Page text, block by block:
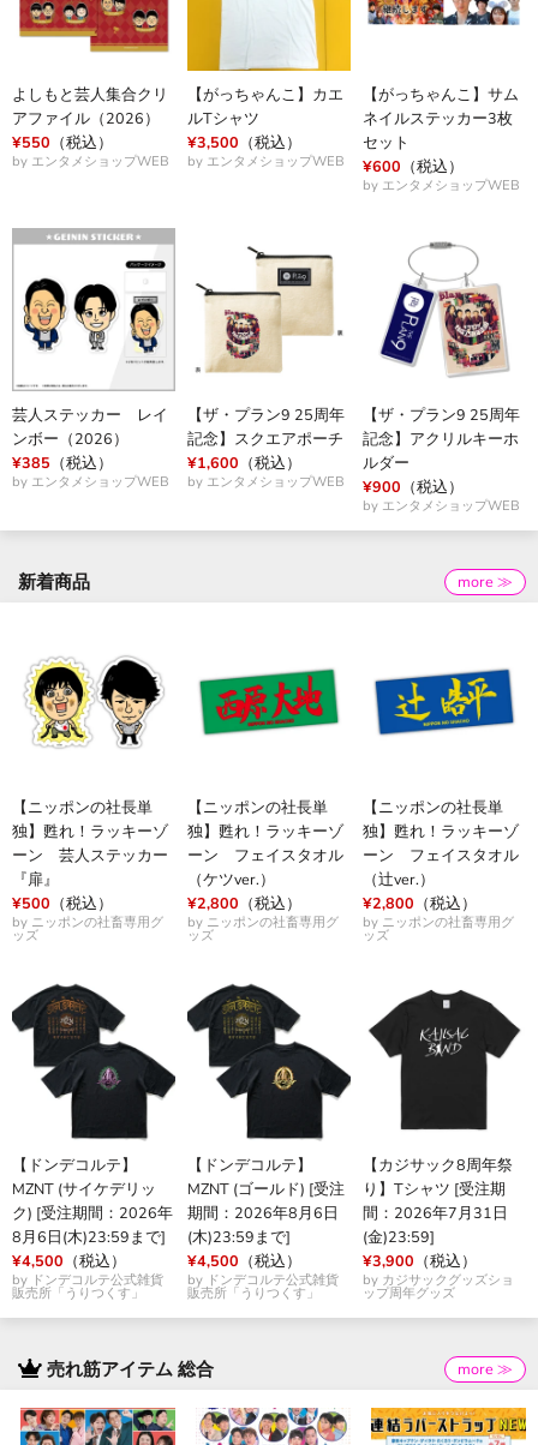
よしもと芸人集合クリ
アファイル（2026）
¥550 （税込）
by エンタメショップWEB
【がっちゃんこ】カエ
ルTシャツ
¥3,500 （税込）
by エンタメショップWEB
【がっちゃんこ】サム
ネイルステッカー3枚
セット
¥600 （税込）
by エンタメショップWEB
芸人ステッカー レイ
ンボー（2026）
¥385 （税込）
by エンタメショップWEB
【ザ・プラン9 25周年
記念】スクエアポーチ
¥1,600 （税込）
by エンタメショップWEB
【ザ・プラン9 25周年
記念】アクリルキーホ
ルダー
¥900 （税込）
by エンタメショップWEB
新着商品 more ≫
【ニッポンの社長単
独】甦れ！ラッキーゾ
ーン 芸人ステッカー
『扉』
¥500 （税込）
by ニッポンの社畜専用グ
ッズ
【ニッポンの社長単
独】甦れ！ラッキーゾ
ーン フェイスタオル
（ケツver.）
¥2,800 （税込）
by ニッポンの社畜専用グ
ッズ
【ニッポンの社長単
独】甦れ！ラッキーゾ
ーン フェイスタオル
（辻ver.）
¥2,800 （税込）
by ニッポンの社畜専用グ
ッズ
【ドンデコルテ】
MZNT (サイケデリッ
ク) [受注期間：2026年
8月6日(木)23:59まで]
¥4,500 （税込）
by ドンデコルテ公式雑貨
販売所「うりつくす」
【ドンデコルテ】
MZNT (ゴールド) [受注
期間：2026年8月6日
(木)23:59まで]
¥4,500 （税込）
by ドンデコルテ公式雑貨
販売所「うりつくす」
【カジサック8周年祭
り】Tシャツ [受注期
間：2026年7月31日
(金)23:59]
¥3,900 （税込）
by カジサックグッズショ
ップ周年グッズ
売れ筋アイテム 総合 more ≫